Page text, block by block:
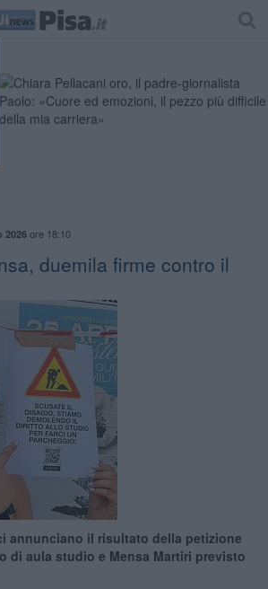
2026ore 18:10
duemila firme contro il
annunciano il risultato della petizione
di aula studio e Mensa Martiri previsto